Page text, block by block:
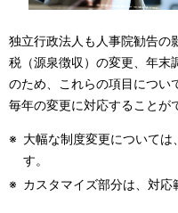
独立行政法人も人事院勧告の
税（源泉徴収）の変更、年末
のため、これらの項目につい
毎年の変更に対応することが
※ 大幅な制度変更については
す。
※ カスタマイズ部分は、対応